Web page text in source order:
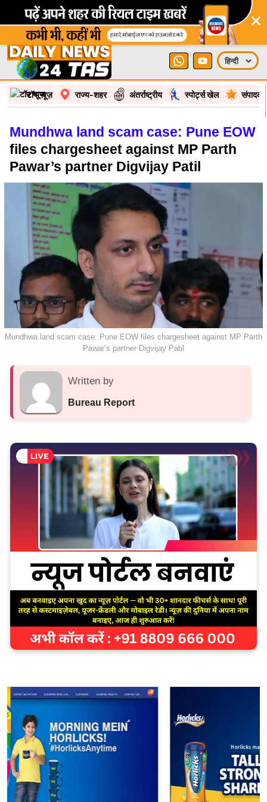
×
टॉप न्यूज़ राज्य-शहर अंतर्राष्ट्रीय स्पोर्ट्स खेल
Mundhwa land scam case: Pune EOW
files chargesheet against MP Parth
Pawar’s partner Digvijay Patil
Mundhwa land scam case: Pune EOW files chargesheet against MP Parth
Pawar’s partner Digvijay Patil
Written by
Bureau Report